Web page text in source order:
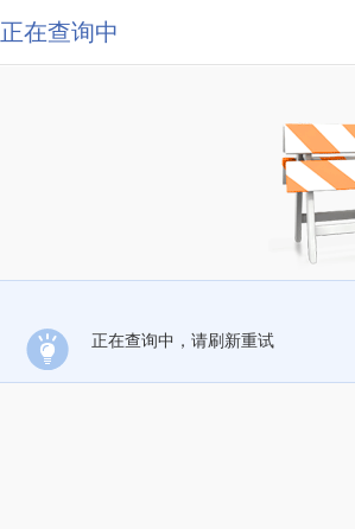
正在查询中
正在查询中，请刷新重试